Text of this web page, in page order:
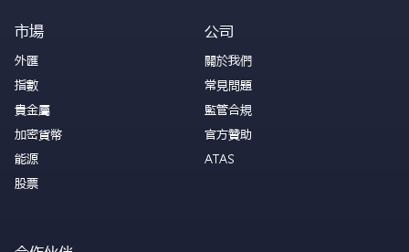
市場
外匯
指數
貴金屬
加密貨幣
能源
股票
公司
關於我們
常見問題
監管合規
官方贊助
ATAS